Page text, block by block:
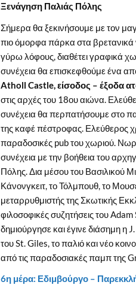
Ξενάγηση Παλιάς Πόλης
Σήμερα θα ξεκινήσουμε με τον
πιο όμορφα πάρκα στα βρετανικά
γύρω λόφους, διαθέτει γραφικά
συνέχεια θα επισκεφθούμε ένα
Atholl Castle,είσοδος – έξοδα
στις αρχές του 18ου αιώνα.
συνέχεια θα περπατήσουμε στο
της καφέ πέστροφας. Ελεύθερος
παραδοσικές pub του χωριού.
συνέχεια με την βοήθεια του
Πόλης. Δια μέσου του Βασιλικού
Κάνονγκειτ, το Τόλμπουθ, το
μεταρρυθμιστής της Σκωτικής
φιλοσοφικές συζητήσεις του
δημιούργησε και έγινε διάσημη
του St. Giles, το παλιό και νέο
από τις παραδοσιακές παμπ της
6η μέρα: Εδιμβούργο –